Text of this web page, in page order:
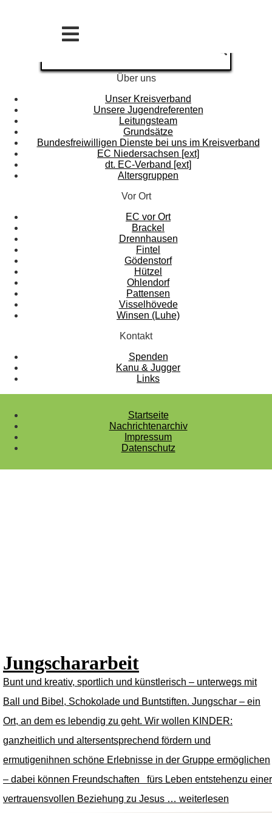
Über uns
Unser Kreisverband
Unsere Jugendreferenten
Leitungsteam
Grundsätze
Bundesfreiwilligen Dienste bei uns im Kreisverband
EC Niedersachsen [ext]
dt. EC-Verband [ext]
Altersgruppen
Vor Ort
EC vor Ort
Brackel
Drennhausen
Fintel
Gödenstorf
Hützel
Ohlendorf
Pattensen
Visselhövede
Winsen (Luhe)
Kontakt
Spenden
Kanu & Jugger
Links
Startseite
Nachrichtenarchiv
Impressum
Datenschutz
Jungschararbeit
Bunt und kreativ, sportlich und künstlerisch – unterwegs mit
Ball und Bibel, Schokolade und Buntstiften. Jungschar – ein
Ort, an dem es lebendig zu geht. Wir wollen KINDER:
ganzheitlich und altersentsprechend fördern und
ermutigenihnen schöne Erlebnisse in der Gruppe ermöglichen
– dabei können Freundschaften fürs Leben entstehenzu einer
vertrauensvollen Beziehung zu Jesus … weiterlesen